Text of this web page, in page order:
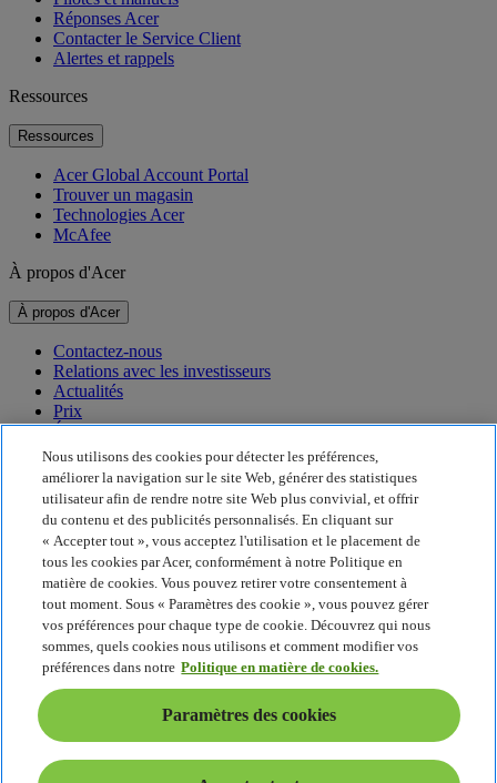
Réponses Acer
Contacter le Service Client
Alertes et rappels
Ressources
Ressources
Acer Global Account Portal
Trouver un magasin
Technologies Acer
McAfee
À propos d'Acer
À propos d'Acer
Contactez-nous
Relations avec les investisseurs
Actualités
Prix
Événements
Développement durable
Développement durable
Responsabilité sociale de l'entreprise
Empreinte carbone du produit
Project Humanity
Earthion
Politique de confidentialité
Politique en matière de cookies
Mentions légales
Informations légales supplémentaires
Politique en matière d'accessibilité
Paramètres des cookies
France - Français
Nous utilisons des cookies pour détecter les préférences,
améliorer la navigation sur le site Web, générer des statistiques
utilisateur afin de rendre notre site Web plus convivial, et offrir
du contenu et des publicités personnalisés. En cliquant sur
« Accepter tout », vous acceptez l'utilisation et le placement de
tous les cookies par Acer, conformément à notre Politique en
matière de cookies. Vous pouvez retirer votre consentement à
tout moment. Sous « Paramètres des cookie », vous pouvez gérer
vos préférences pour chaque type de cookie. Découvrez qui nous
sommes, quels cookies nous utilisons et comment modifier vos
préférences dans notre Politique en matière de cookies.
Paramètres des cookies